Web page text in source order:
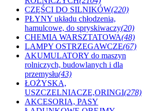
CZĘŚCI DO SILNIKÓW(220)
PŁYNY układu chłodzenia,
hamulcowe, do spryskiwaczy(20)
CHEMIA WARSZTATOWA(48)
LAMPY OSTRZEGAWCZE(67)
AKUMULATORY do maszyn
rolniczych, budowlanych i dla
przemysłu(43)
ŁOŻYSKA,
USZCZELNIACZE,ORINGI(278)
AKCESORIA, PASY